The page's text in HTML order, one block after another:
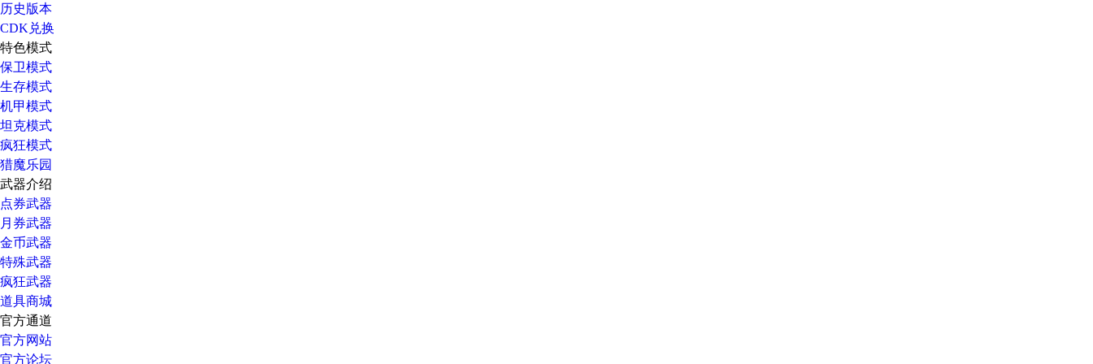
历史版本
CDK兑换
特色模式
保卫模式
生存模式
机甲模式
坦克模式
疯狂模式
猎魔乐园
武器介绍
点券武器
月券武器
金币武器
特殊武器
疯狂武器
道具商城
官方通道
官方网站
官方论坛